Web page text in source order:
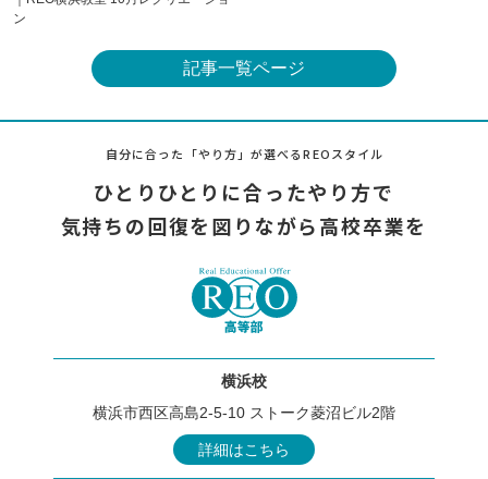
ン
記事一覧ページ
自分に合った「やり方」が選べるREOスタイル
ひとりひとりに合ったやり方で
気持ちの回復を図りながら高校卒業を
横浜校
横浜市西区高島2-5-10 ストーク菱沼ビル2階
詳細はこちら